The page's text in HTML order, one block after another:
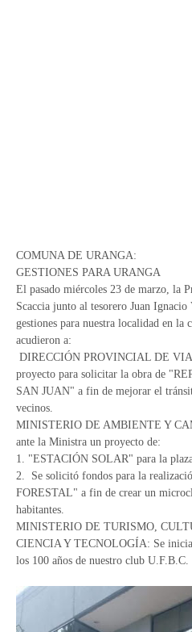
COMUNA DE URANGA:
GESTIONES PARA URANGA
El pasado miércoles 23 de marzo, la
Scaccia junto al tesorero Juan
gestiones para nuestra localidad en la
acudieron a:
DIRECCIÓN PROVINCIAL DE
proyecto para solicitar la obra de
SAN JUAN" a fin de mejorar el
vecinos.
MINISTERIO DE AMBIENTE Y
ante la Ministra un proyecto de:
1. "ESTACIÓN SOLAR" para la
2. Se solicitó fondos para la
FORESTAL" a fin de crear un
habitantes.
MINISTERIO DE TURISMO,
CIENCIA Y TECNOLOGÍA: Se
los 100 años de nuestro club U.F.B.C.